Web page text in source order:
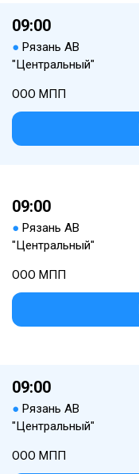
09:00
● Рязань АВ
"Центральный"
ООО МПП
09:00
● Рязань АВ
"Центральный"
ООО МПП
09:00
● Рязань АВ
"Центральный"
ООО МПП